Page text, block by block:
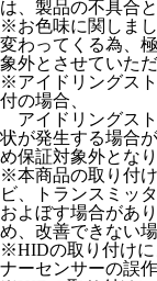
は、製品の不具合
※お色味に関しま
変わってくる為、
象外とさせていた
※アイドリングス
付の場合、
アイドリングス
状が発生する場合
め保証対象外となり
※本商品の取り付
ビ、トランスミッ
およぼす場合があ
め、改善できない
※HIDの取り付けに
ナーセンサーの誤